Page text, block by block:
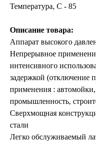
Температура, C - 85
Описание товара:
Аппарат высокого
Непрерывное
интенсивного
задержкой (отключение
применения :
промышленность,
Сверхмощная
стали
Легко обслуживаемый